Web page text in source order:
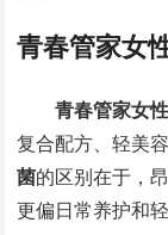
青春管家女
青春管家女
复合配方、轻美
菌的区别在于，
更偏日常养护和